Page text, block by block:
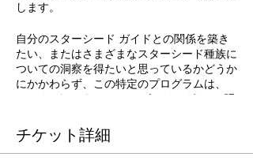
します。
自分のスターシード ガイドとの関係を築き
たい、またはさまざまなスターシード種族に
ついての洞察を得たいと思っているかどうか
にかかわらず、この特定のプログラムは、
SNB (スター ネーション ビーイング) との明
としています。 &nbsp;
チケット詳細